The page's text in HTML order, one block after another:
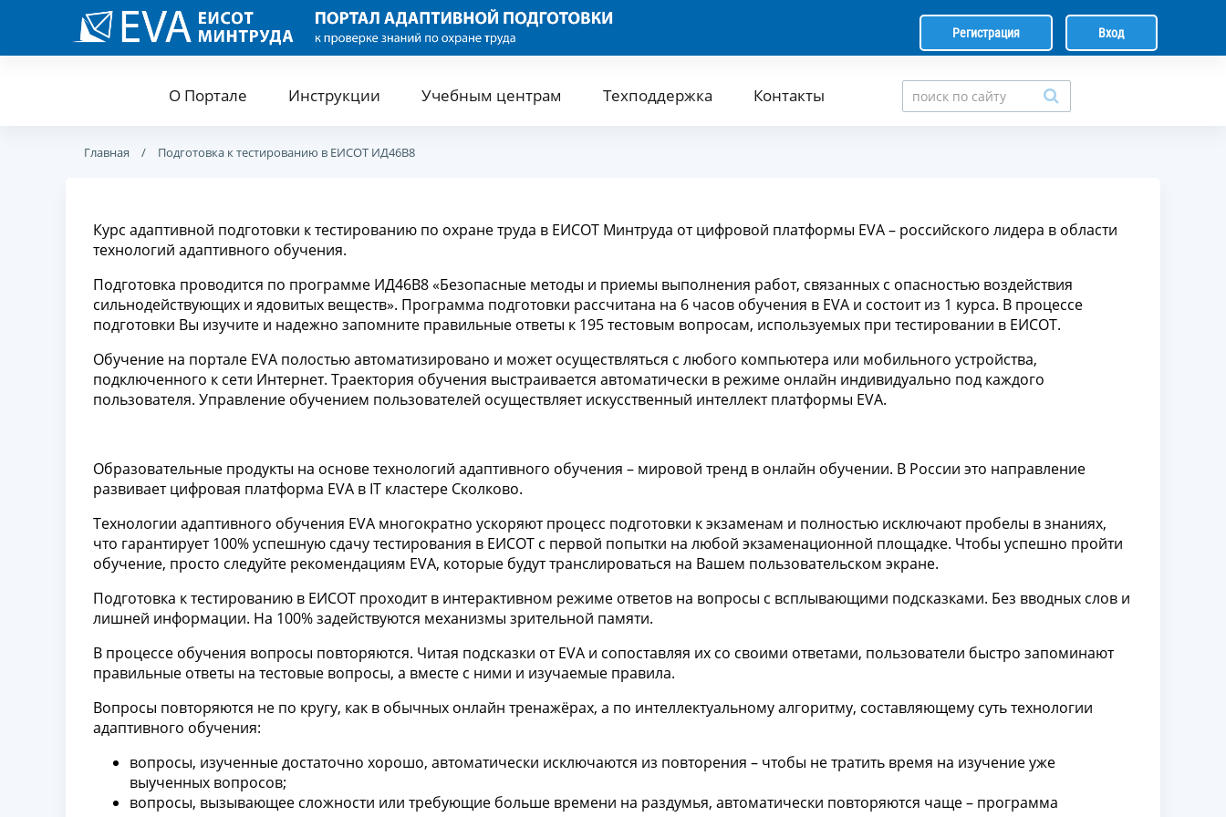
Регистрация Вход
О Портале Инструкции Учебным центрам Техподдержка Контакты
Главная Подготовка к тестированию в ЕИСОТ ИД46В8
Курс адаптивной подготовки к тестированию по охране труда в ЕИСОТ Минтруда от цифровой платформы EVA – российского лидера в области
технологий адаптивного обучения.
Подготовка проводится по программе ИД46В8 «Безопасные методы и приемы выполнения работ, связанных с опасностью воздействия
сильнодействующих и ядовитых веществ». Программа подготовки рассчитана на 6 часов обучения в EVA и состоит из 1 курса. В процессе
подготовки Вы изучите и надежно запомните правильные ответы к 195 тестовым вопросам, используемых при тестировании в ЕИСОТ.
Обучение на портале EVA полостью автоматизировано и может осуществляться с любого компьютера или мобильного устройства,
подключенного к сети Интернет. Траектория обучения выстраивается автоматически в режиме онлайн индивидуально под каждого
пользователя. Управление обучением пользователей осуществляет искусственный интеллект платформы EVA.
Образовательные продукты на основе технологий адаптивного обучения – мировой тренд в онлайн обучении. В России это направление
развивает цифровая платформа EVA в IT кластере Сколково.
Технологии адаптивного обучения EVA многократно ускоряют процесс подготовки к экзаменам и полностью исключают пробелы в знаниях,
что гарантирует 100% успешную сдачу тестирования в ЕИСОТ с первой попытки на любой экзаменационной площадке. Чтобы успешно пройти
обучение, просто следуйте рекомендациям EVA, которые будут транслироваться на Вашем пользовательском экране.
Подготовка к тестированию в ЕИСОТ проходит в интерактивном режиме ответов на вопросы с всплывающими подсказками. Без вводных слов и
лишней информации. На 100% задействуются механизмы зрительной памяти.
В процессе обучения вопросы повторяются. Читая подсказки от EVA и сопоставляя их со своими ответами, пользователи быстро запоминают
правильные ответы на тестовые вопросы, а вместе с ними и изучаемые правила.
Вопросы повторяются не по кругу, как в обычных онлайн тренажёрах, а по интеллектуальному алгоритму, составляющему суть технологии
адаптивного обучения:
вопросы, изученные достаточно хорошо, автоматически исключаются из повторения – чтобы не тратить время на изучение уже
выученных вопросов;
вопросы, вызывающее сложности или требующие больше времени на раздумья, автоматически повторяются чаще – программа